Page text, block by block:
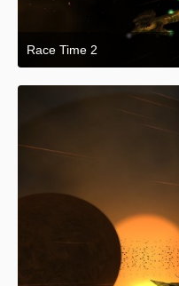
Race Time 2
26. April 2015 um 02:05